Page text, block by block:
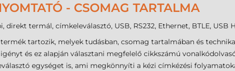
- CSOMAG TARTALMA
termál, címkeleválasztó, USB, RS232, Ethernet, BTLE, USB
tartozik, melyek tudásban, csomag tartalmában és
és ez alapján választani megfelelő cikkszámú
egységet is, ami megkönnyíti a kézi címkézési